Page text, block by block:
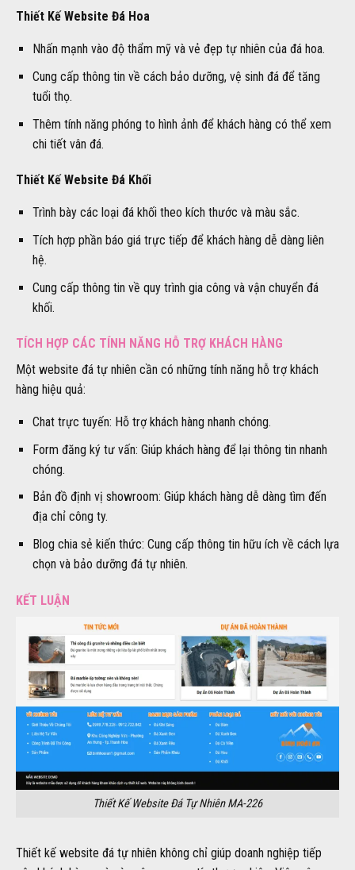
Thiết Kế Website Đá Hoa
Nhấn mạnh vào độ thẩm mỹ và vẻ đẹp tự nhiên của đá hoa.
Cung cấp thông tin về cách bảo dưỡng, vệ sinh đá để tăng
tuổi thọ.
Thêm tính năng phóng to hình ảnh để khách hàng có thể xem
chi tiết vân đá.
Thiết Kế Website Đá Khối
Trình bày các loại đá khối theo kích thước và màu sắc.
Tích hợp phần báo giá trực tiếp để khách hàng dễ dàng liên
hệ.
Cung cấp thông tin về quy trình gia công và vận chuyển đá
khối.
TÍCH HỢP CÁC TÍNH NĂNG HỖ TRỢ KHÁCH HÀNG
Một website đá tự nhiên cần có những tính năng hỗ trợ khách
hàng hiệu quả:
Chat trực tuyến: Hỗ trợ khách hàng nhanh chóng.
Form đăng ký tư vấn: Giúp khách hàng để lại thông tin nhanh
chóng.
Bản đồ định vị showroom: Giúp khách hàng dễ dàng tìm đến
địa chỉ công ty.
Blog chia sẻ kiến thức: Cung cấp thông tin hữu ích về cách lựa
chọn và bảo dưỡng đá tự nhiên.
KẾT LUẬN
Thiết Kế Website Đá Tự Nhiên MA-226
Thiết kế website đá tự nhiên không chỉ giúp doanh nghiệp tiếp